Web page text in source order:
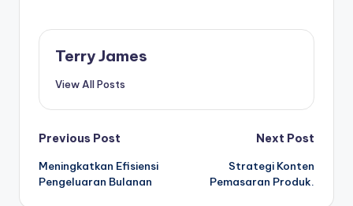
Terry James
View All Posts
Post
navigation
Previous Post
Meningkatkan Efisiensi
Pengeluaran Bulanan
Next Post
Strategi Konten
Pemasaran Produk.